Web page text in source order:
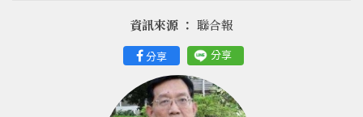
分享 分享
資訊來源 ： 聯合報